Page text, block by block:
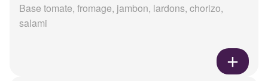
Base tomate, fromage, jambon, lardons, chorizo,
salami